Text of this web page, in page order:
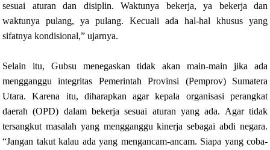
sesuai aturan dan disiplin. Waktunya bekerja, ya bekerja dan
waktunya pulang, ya pulang. Kecuali ada hal-hal khusus yang
sifatnya kondisional,” ujarnya.
Selain itu, Gubsu menegaskan tidak akan main-main jika ada
mengganggu integritas Pemerintah Provinsi (Pemprov) Sumatera
Utara. Karena itu, diharapkan agar kepala organisasi perangkat
daerah (OPD) dalam bekerja sesuai aturan yang ada. Agar tidak
tersangkut masalah yang mengganggu kinerja sebagai abdi negara.
“Jangan takut kalau ada yang mengancam-ancam. Siapa yang coba-